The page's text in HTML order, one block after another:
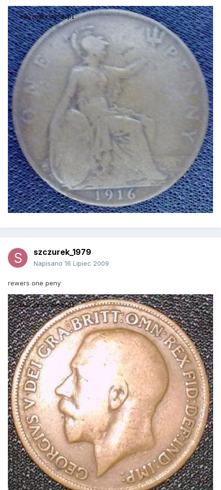
szczurek_1979
Napisano 16 Lipiec 2009
rewers one peny